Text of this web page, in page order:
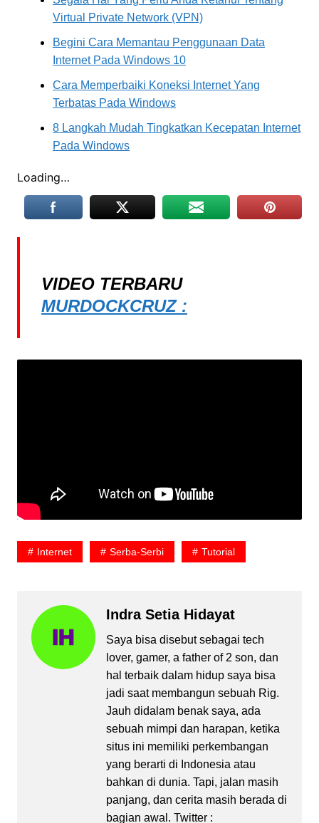
Virtual Private Network (VPN)
Begini Cara Memantau Penggunaan Data
Internet Pada Windows 10
Cara Memperbaiki Koneksi Internet Yang
Terbatas Pada Windows
8 Langkah Mudah Tingkatkan Kecepatan Internet
Pada Windows
Loading…
VIDEO TERBARU
MURDOCKCRUZ :
Internet Serba-Serbi Tutorial
Indra Setia Hidayat
Saya bisa disebut sebagai tech
lover, gamer, a father of 2 son, dan
hal terbaik dalam hidup saya bisa
jadi saat membangun sebuah Rig.
Jauh didalam benak saya, ada
sebuah mimpi dan harapan, ketika
situs ini memiliki perkembangan
yang berarti di Indonesia atau
bahkan di dunia. Tapi, jalan masih
panjang, dan cerita masih berada di
bagian awal. Twitter :